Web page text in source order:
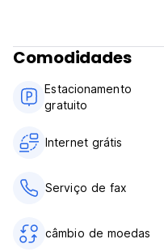
Comodidades
Estacionamento
gratuito
Internet grátis
Serviço de fax
câmbio de moedas